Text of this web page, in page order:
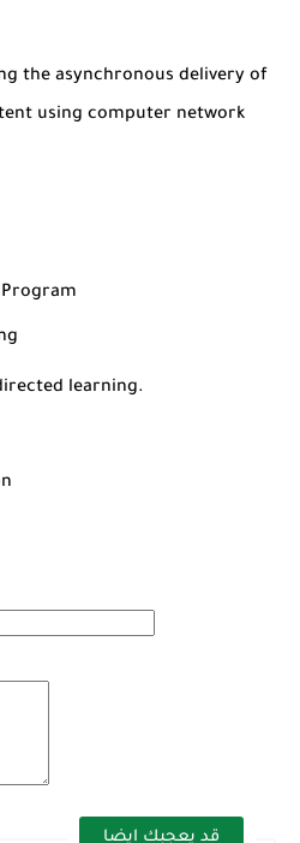
the asynchronous delivery of
using computer network
learning.
قد يعجبك ايضا